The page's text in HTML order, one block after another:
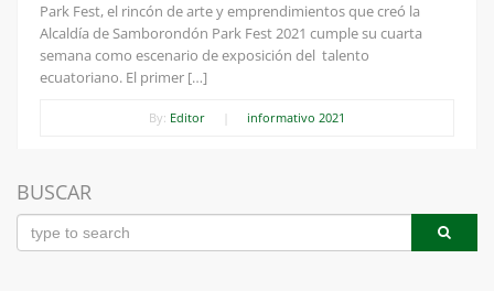
Park Fest, el rincón de arte y emprendimientos que creó la
Alcaldía de Samborondón Park Fest 2021 cumple su cuarta
semana como escenario de exposición del talento
ecuatoriano. El primer […]
By: Editor informativo 2021
BUSCAR